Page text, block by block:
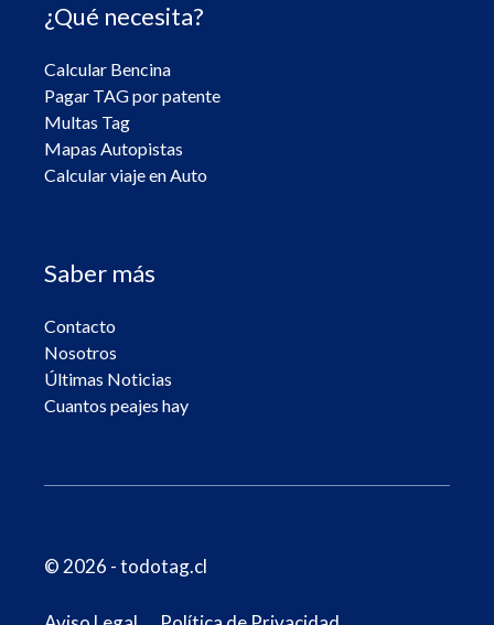
¿Qué necesita?
Calcular Bencina
Pagar TAG por patente
Multas Tag
Mapas Autopistas
Calcular viaje en Auto
Saber más
Contacto
Nosotros
Últimas Noticias
Cuantos peajes hay
© 2026 - todotag.cl